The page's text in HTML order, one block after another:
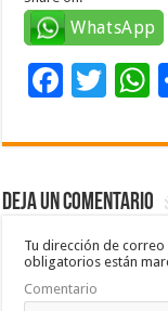
WhatsApp
F
e
b
o
o
k
T
tt
er sA
Deja un comentario
Tu dirección de
obligatorios están
Comentario